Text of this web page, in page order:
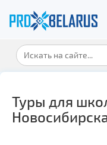
Туры для